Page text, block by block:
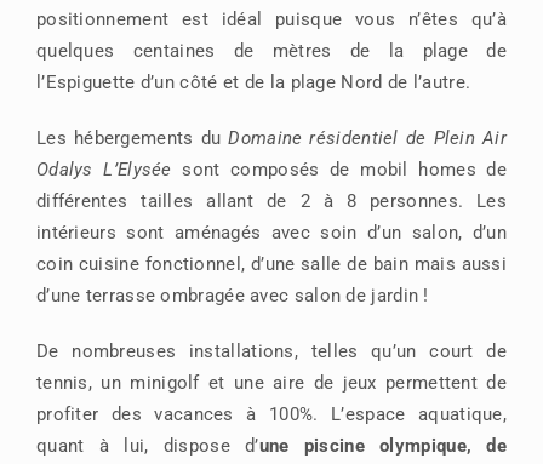
positionnement est idéal puisque vous n’êtes qu’à
quelques centaines de mètres de la plage de
l’Espiguette d’un côté et de la plage Nord de l’autre.
Les hébergements duDomaine résidentiel de Plein Air
Odalys L’Elysée sont composés de mobil homes de
différentes tailles allant de 2 à 8 personnes. Les
intérieurs sont aménagés avec soin d’un salon, d’un
coin cuisine fonctionnel, d’une salle de bain mais aussi
d’une terrasse ombragée avec salon de jardin !
De nombreuses installations, telles qu’un court de
tennis, un minigolf et une aire de jeux permettent de
profiter des vacances à 100%. L’espace aquatique,
quant à lui, dispose d’une piscine olympique, de